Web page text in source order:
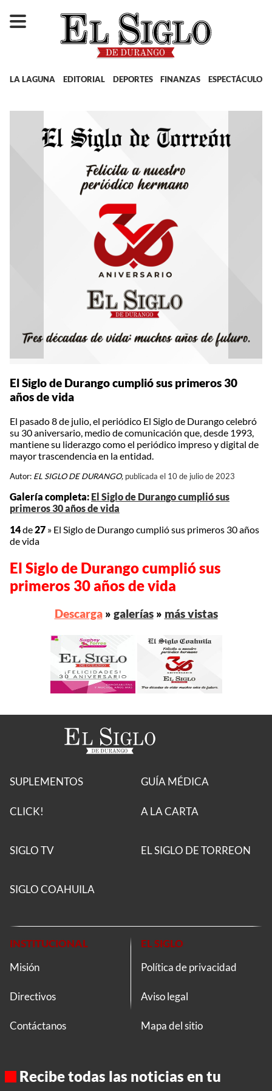
LA LAGUNA EDITORIAL DEPORTES FINANZAS ESPECTÁCULOS
El Siglo de Durango cumplió sus primeros 30
años de vida
El pasado 8 de julio, el periódico El Siglo de Durango celebró
su 30 aniversario, medio de comunicación que, desde 1993,
mantiene su liderazgo como el periódico impreso y digital de
mayor trascendencia en la entidad.
Autor: EL SIGLO DE DURANGO, publicada el 10 de julio de 2023
Galería completa: El Siglo de Durango cumplió sus
primeros 30 años de vida
14de27 » El Siglo de Durango cumplió sus primeros 30 años
de vida
El Siglo de Durango cumplió sus
primeros 30 años de vida
Descarga» galerías» más vistas
SUPLEMENTOS
CLICK!
GUÍA MÉDICA
A LA CARTA
SIGLO TV EL SIGLO DE TORREON
SIGLO COAHUILA
INSTITUCIONAL
Misión
Directivos
Contáctanos
EL SIGLO
Política de privacidad
Aviso legal
Mapa del sitio
Recibe todas las noticias en tu